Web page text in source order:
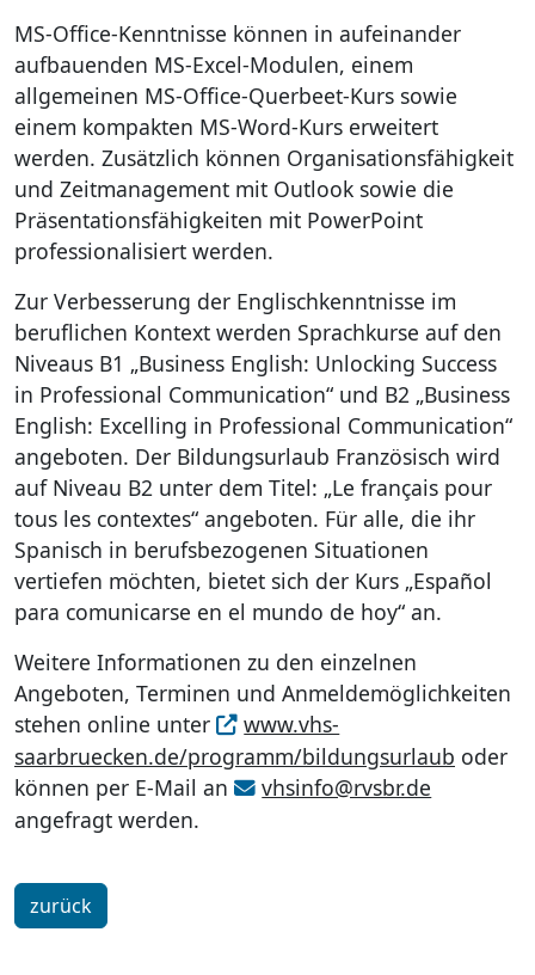
MS-Office-Kenntnisse können in aufeinander
aufbauenden MS-Excel-Modulen, einem
allgemeinen MS-Office-Querbeet-Kurs sowie
einem kompakten MS-Word-Kurs erweitert
werden. Zusätzlich können Organisationsfähigkeit
und Zeitmanagement mit Outlook sowie die
Präsentationsfähigkeiten mit PowerPoint
professionalisiert werden.
Zur Verbesserung der Englischkenntnisse im
beruflichen Kontext werden Sprachkurse auf den
Niveaus B1 „Business English: Unlocking Success
in Professional Communication“ und B2 „Business
English: Excelling in Professional Communication“
angeboten. Der Bildungsurlaub Französisch wird
auf Niveau B2 unter dem Titel: „Le français pour
tous les contextes“ angeboten. Für alle, die ihr
Spanisch in berufsbezogenen Situationen
vertiefen möchten, bietet sich der Kurs „Español
para comunicarse en el mundo de hoy“ an.
Weitere Informationen zu den einzelnen
Angeboten, Terminen und Anmeldemöglichkeiten
stehen online unter
www.vhs-
saarbruecken.de/programm/bildungsurlaub oder
können per E-Mail an
vhsinfo@rvsbr.de
angefragt werden.
zurück